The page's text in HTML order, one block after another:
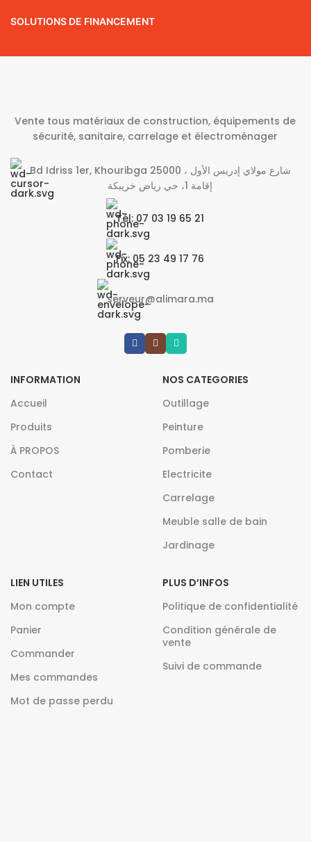
SOLUTIONS DE FINANCEMENT
Vente tous matériaux de construction, équipements de
sécurité, sanitaire, carrelage et électroménager
Bd Idriss 1er, Khouribga 25000 شارع مولاي إدريس الأول ،
إقامة 1، حي رياض خريبكة
Tél: 07 03 19 65 21
Fix: 05 23 49 17 76
serveur@alimara.ma
INFORMATION
Accueil
Produits
À PROPOS
Contact
NOS CATEGORIES
Outillage
Peinture
Pomberie
Electricite
Carrelage
Meuble salle de bain
Jardinage
LIEN UTILES
Mon compte
Panier
Commander
Mes commandes
Mot de passe perdu
PLUS D’INFOS
Politique de confidentialité
Condition générale de
vente
Suivi de commande